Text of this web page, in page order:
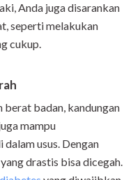
Anda juga disarankan
seperti melakukan
cukup.
berat badan, kandungan
mampu
usus. Dengan
yang drastis bisa dicegah.